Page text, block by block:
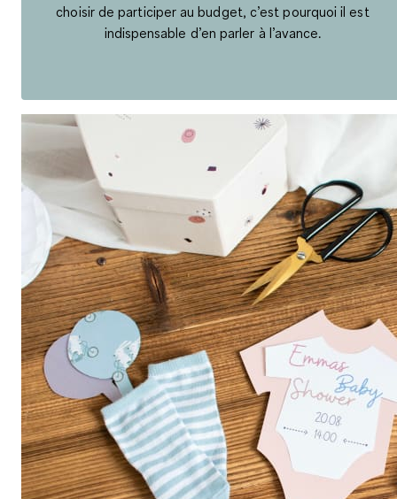
choisir de participer au budget, c’est pourquoi il est
indispensable d’en parler à l’avance.